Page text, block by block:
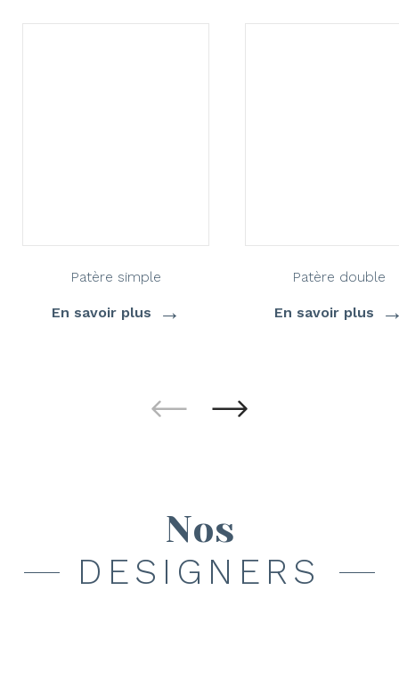
Patère simple
En savoir plus →
Patère double
En savoir plus
Nos
DESIGNERS